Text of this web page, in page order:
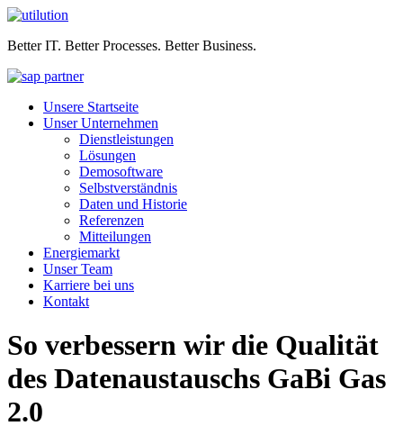
Better IT. Better Processes. Better Business.
Unsere Startseite
Unser Unternehmen
Dienstleistungen
Lösungen
Demosoftware
Selbstverständnis
Daten und Historie
Referenzen
Mitteilungen
Energiemarkt
Unser Team
Karriere bei uns
Kontakt
So verbessern wir die Qualität
des Datenaustauschs GaBi Gas
2.0